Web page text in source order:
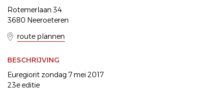
Rotemerlaan 34
3680 Neeroeteren
route plannen
BESCHRIJVING
Euregiorit zondag 7 mei 2017
23e editie